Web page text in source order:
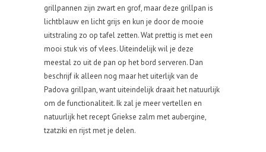
grillpannen zijn zwart en grof, maar deze grillpan is
lichtblauw en licht grijs en kun je door de mooie
uitstraling zo op tafel zetten. Wat prettig is met een
mooi stuk vis of vlees. Uiteindelijk wil je deze
meestal zo uit de pan op het bord serveren. Dan
beschrijf ik alleen nog maar het uiterlijk van de
Padova grillpan, want uiteindelijk draait het natuurlijk
om de functionaliteit. Ik zal je meer vertellen en
natuurlijk het recept Griekse zalm met aubergine,
tzatziki en rijst met je delen.